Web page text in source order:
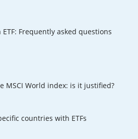
Frequently asked questions
MSCI World index: is it justified?
countries with ETFs